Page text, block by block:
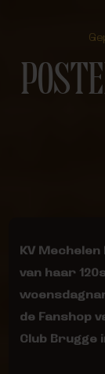
KV
van haar
de Fanshop
Club Brugge